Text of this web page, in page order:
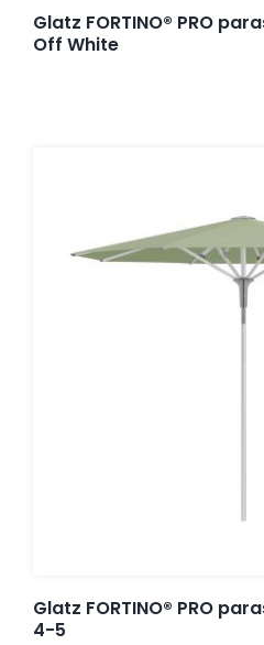
Glatz FORTINO® PRO
Off White
Glatz FORTINO® PRO
4-5